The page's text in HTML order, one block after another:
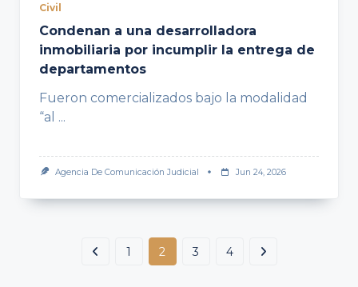
Civil
Condenan a una desarrolladora
inmobiliaria por incumplir la entrega de
departamentos
Fueron comercializados bajo la modalidad
“al ...
Agencia De Comunicación Judicial Jun 24, 2026
1 2 3 4